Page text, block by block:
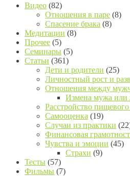
Видео (82)
Отношения в паре (8)
Спасение брака (8)
Медитации (8)
Прочее (5)
Семинары (5)
Статьи (361)
Дети и родители (25)
Личностный рост и
Отношения между
Измена мужа
Расстройство
Самооценка (19)
Случаи из практики
Финансовая
Чувства и эмоции (45)
Страхи (9)
Тесты (57)
Фильмы (7)